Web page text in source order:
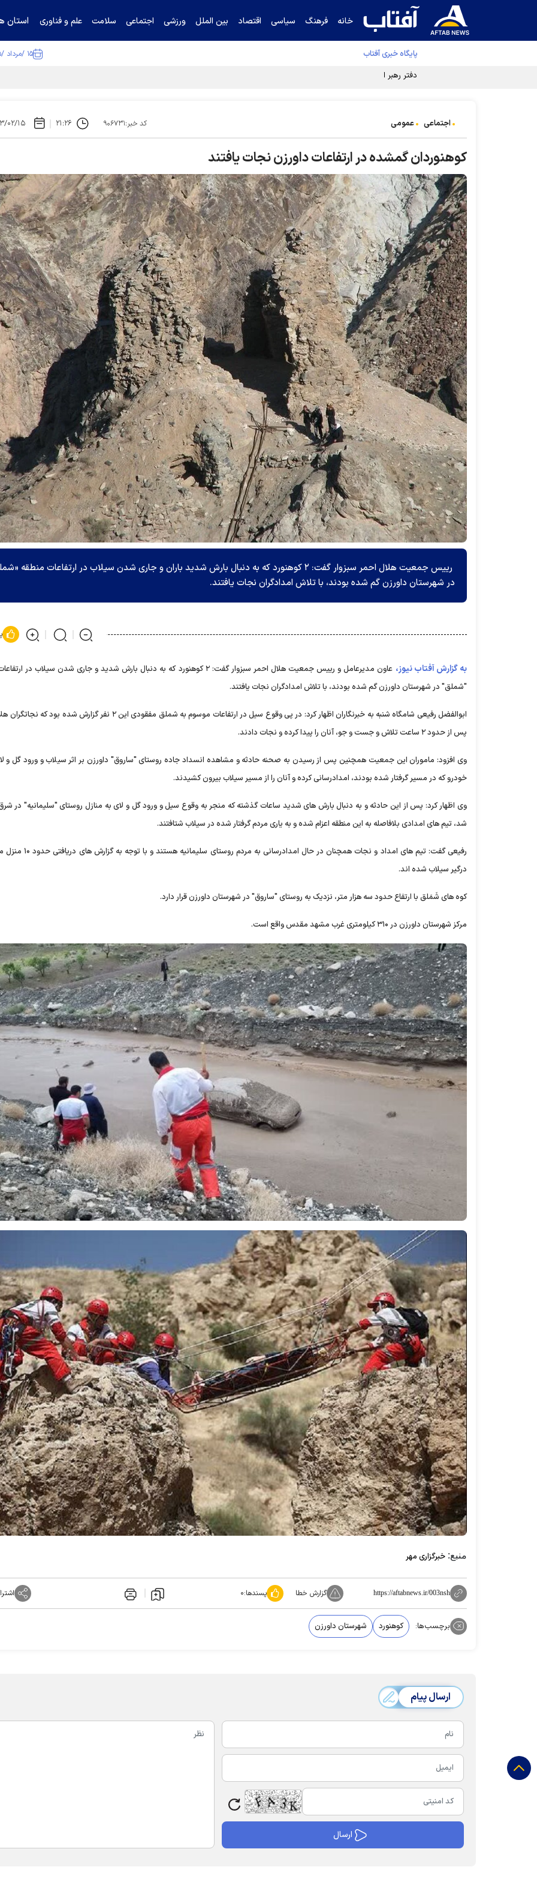
خانه فرهنگ سیاسی اقتصاد بین الملل ورزشی اجتماعی سلامت علم و فناوری استان
پایگاه خبری آفتاب ۱۵ /مرداد /۱۴۰۵
دفتر رهبر انقلاب ادعای خرازی درباره پزشکیان را تکذیب کرد
اجتماعی عمومی کد خبر:۹۰۶۷۳۱ ۲۱:۲۶ ۱۴۰۳/
کوهنوردان گمشده در ارتفاعات داورزن نجات یافتند
رییس جمعیت هلال احمر سبزوار گفت: ۲ کوهنورد که به دنبال بارش شدید باران و جاری شدن سیلاب در ارتفاعات منطقه
در شهرستان داورزن گم شده بودند، با تلاش امدادگران نجات یافتند.
به گزارش آفتاب نیوز،
عاون مدیرعامل و رییس جمعیت هلال احمر سبزوار گفت: ۲ کوهنورد که به دنبال بارش شدید و جاری شدن سیلاب در
"شملق" در شهرستان داورزن گم شده بودند،‌ با تلاش امدادگران نجات یافتند.
ابوالفضل رفیعی شامگاه شنبه به خبرنگاران اظهار کرد:‌ در پی وقوع سیل در ارتفاعات موسوم به شملق مفقودی این ۲ نفر گزارش
پس از حدود ۲ ساعت تلاش و جست و جو، آنان را پیدا کرده و نجات دادند.
خودرو که در مسیر گرفتار شده بودند، امدادرسانی کرده و آنان را از مسیر سیلاب بیرون کشیدند.
وی اظهار کرد: پس از این حادثه و به دنبال بارش های شدید ساعات گذشته که منجر به وقوع سیل و ورود گل و لای به منازل روستای "سلیمانیه" در
شد، تیم های امدادی بلافاصله به این منطقه اعزام شده و به یاری مردم گرفتار شده در سیلاب شتافتند.
رفیعی گفت: تیم های امداد و نجات همچنان در حال امدادرسانی به
درگیر سیلاب شده اند.
کوه های شَمَلق با ارتفاع حدود سه هزار متر، نزدیک به روستای "ساروق" در شهرستان داورزن قرار دارد.
مرکز شهرستان داورزن در ۳۱۰ کیلومتری غرب مشهد مقدس واقع است.
منبع: خبرگزاری مهر
https://aftabnews.ir/003nsh گزارش خطا پسندها:۰
برچسب‌ها: کوهنورد شهرستان داورزن
ارسال پیام